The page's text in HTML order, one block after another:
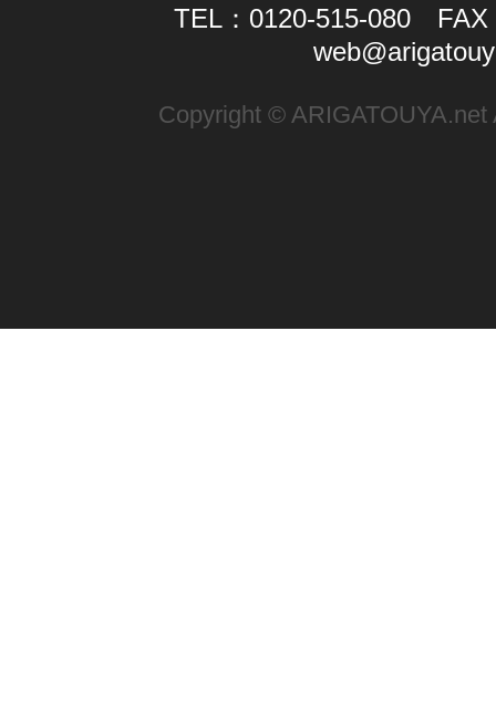
TEL：0120-515-080 FAX
Copyright ©